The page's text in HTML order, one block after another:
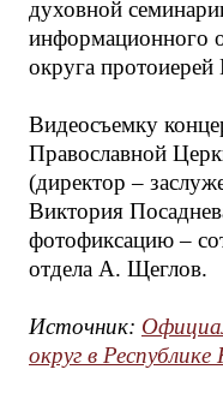
духовной
информационного
округа
Видеосъемку
Православной
(директор –
Виктория
фотофиксацию –
отдела А. Щеглов.
Источник:
округ в